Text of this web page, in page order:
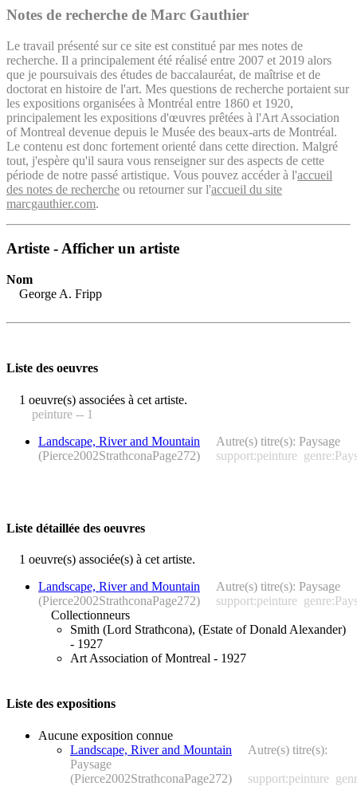
Notes de recherche de Marc Gauthier
Le travail présenté sur ce site est constitué par mes notes de
recherche. Il a principalement été réalisé entre 2007 et 2019 alors
que je poursuivais des études de baccalauréat, de maîtrise et de
doctorat en histoire de l'art. Mes questions de recherche portaient sur
les expositions organisées à Montréal entre 1860 et 1920,
principalement les expositions d'œuvres prêtées à l'Art Association
of Montreal devenue depuis le Musée des beaux-arts de Montréal.
Le contenu est donc fortement orienté dans cette direction. Malgré
tout, j'espère qu'il saura vous renseigner sur des aspects de cette
période de notre passé artistique. Vous pouvez accéder à l'accueil
des notes de recherche ou retourner sur l'accueil du site
marcgauthier.com.
Artiste - Afficher un artiste
Nom
George A. Fripp
Liste des oeuvres
1 oeuvre(s) associées à cet artiste.
peinture -- 1
Landscape, River and Mountain
Autre(s) titre(s): Paysage
(Pierce2002StrathconaPage272)
support:peinture
Liste détaillée des oeuvres
1 oeuvre(s) associée(s) à cet artiste.
Landscape, River and Mountain
Autre(s) titre(s): Paysage
(Pierce2002StrathconaPage272)
support:peinture
Collectionneurs
Smith (Lord Strathcona), (Estate of Donald Alexander)
- 1927
Art Association of Montreal - 1927
Liste des expositions
Aucune exposition connue
Landscape, River and Mountain
Autre(s) titre(s):
Paysage
(Pierce2002StrathconaPage272)
support:peinture